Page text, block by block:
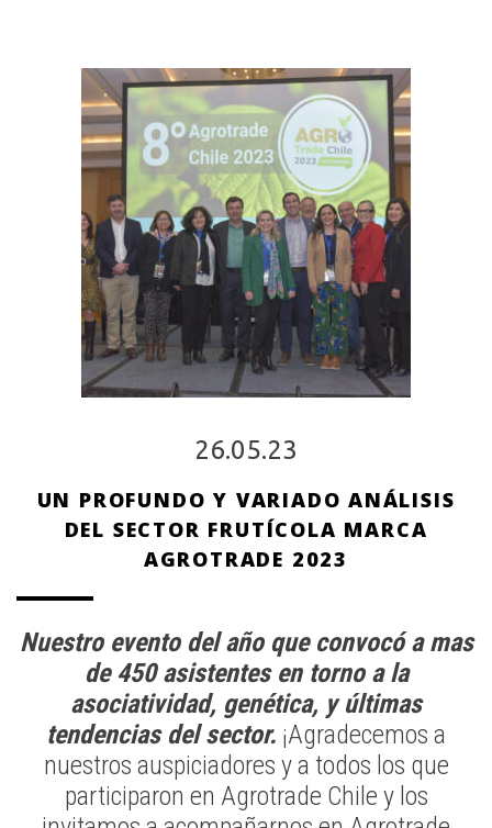
26.05.23
UN PROFUNDO Y VARIADO ANÁLISIS
DEL SECTOR FRUTÍCOLA MARCA
AGROTRADE 2023
Nuestro evento del año que convocó a mas
de 450 asistentes en torno a la
asociatividad, genética, y últimas
tendencias del sector. ¡Agradecemos a
nuestros auspiciadores y a todos los que
participaron en Agrotrade Chile y los